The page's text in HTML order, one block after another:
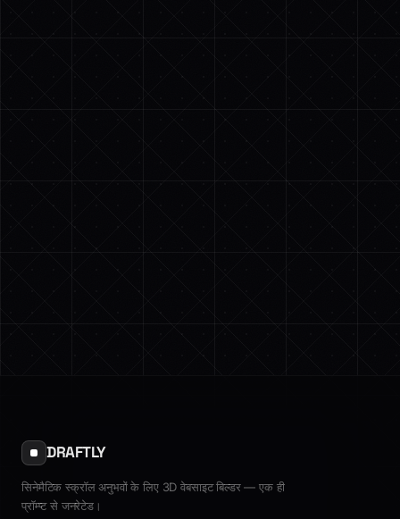
DRAFTLY
सिनेमैटिक स्क्रॉल अनुभवों के लिए 3D वेबसाइट बिल्डर — एक ही
प्रॉम्प्ट से जनरेटेड।